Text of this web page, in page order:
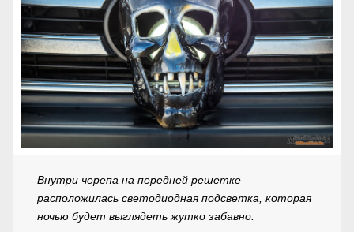
Внутри черепа на передней решетке
расположилась светодиодная подсветка, которая
ночью будет выглядеть жутко забавно.